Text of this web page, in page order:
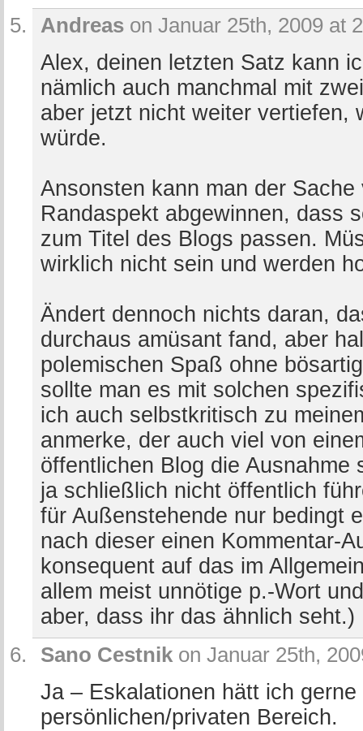
Andreas on Januar 25th, 2009 at
Alex, deinen letzten Satz kann
nämlich auch manchmal mit
aber jetzt nicht weiter vertiefen,
würde.
Ansonsten kann man der
Randaspekt abgewinnen, dass
zum Titel des Blogs passen.
wirklich nicht sein und werden
Ändert dennoch nichts daran,
durchaus amüsant fand, aber
polemischen Spaß ohne
sollte man es mit solchen
ich auch selbstkritisch zu
anmerke, der auch viel von
öffentlichen Blog die
ja schließlich nicht öffentlich
für Außenstehende nur bedingt
nach dieser einen Kommentar-
konsequent auf das im
allem meist unnötige p.-Wort
aber, dass ihr das ähnlich seht.)
Sano Cestnik on Januar 25th,
Ja – Eskalationen hätt ich
persönlichen/privaten Bereich.